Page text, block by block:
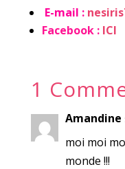
E-mail :
Facebook :ICI
1
Amandine
moi moi
monde !!!